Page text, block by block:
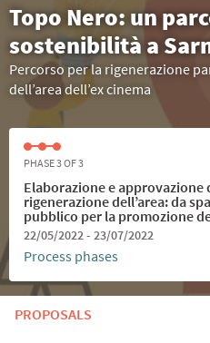
Topo Nero: un
sostenibilità a
Percorso per la rigenerazione
dell’area dell’ex cinema
PHASE 3 OF 3
Elaborazione e
rigenerazione dell’area: da
pubblico per la promozione
22/05/2022 - 23/07/2022
Process phases
PROPOSALS